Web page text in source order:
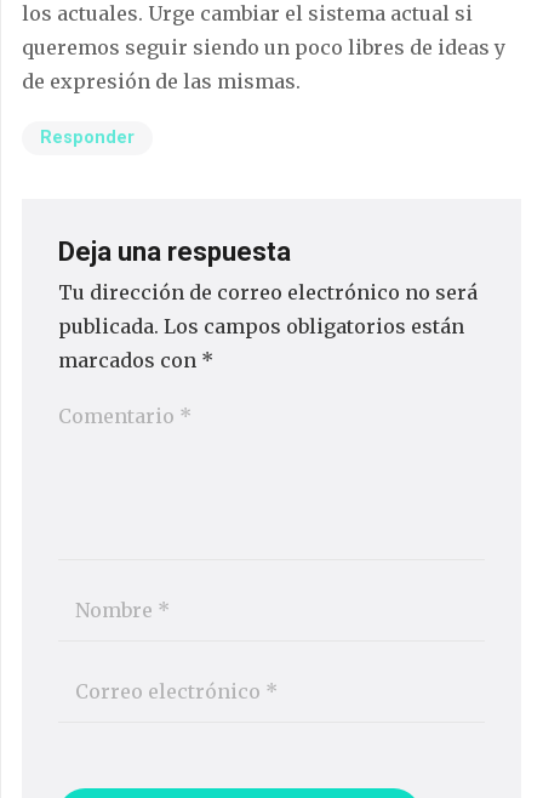
los actuales. Urge cambiar el sistema actual si
queremos seguir siendo un poco libres de ideas y
de expresión de las mismas.
Responder
Deja una respuesta
Tu dirección de correo electrónico no será
publicada. Los campos obligatorios están
marcados con *